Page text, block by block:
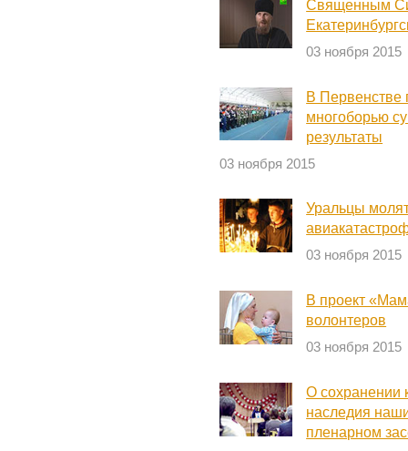
Священным
03 ноября 2015
В Первенстве
многоборью
результаты
03 ноября 2015
Уральцы
03 ноября 2015
В проект
волонтеров
03 ноября 2015
О сохранении
наследия
пленарном